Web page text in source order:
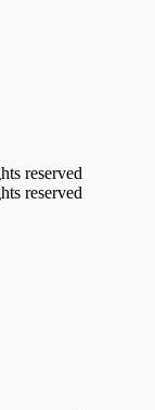
reserved
reserved